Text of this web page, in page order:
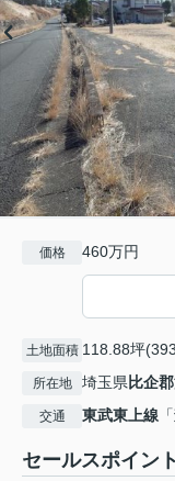
価格 460万円
土地面積 118.88坪
所在地 埼玉県比企
交通 東武東上線 「
セールスポイント